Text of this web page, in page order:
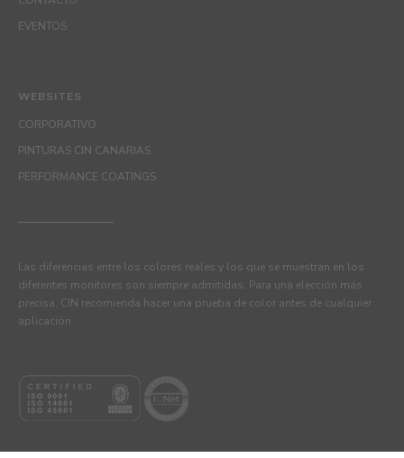
EVENTOS
WEBSITES
CORPORATIVO
PINTURAS CIN CANARIAS
PERFORMANCE COATINGS
Las diferencias entre los colores reales y los que se muestran en los
diferentes monitores son siempre admitidas. Para una elección más
precisa, CIN recomienda hacer una prueba de color antes de cualquier
aplicación.